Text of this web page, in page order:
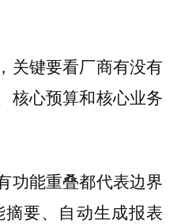
关键要看厂商有没有
核心预算和核心业务
功能重叠都代表边界
要、自动生成报表